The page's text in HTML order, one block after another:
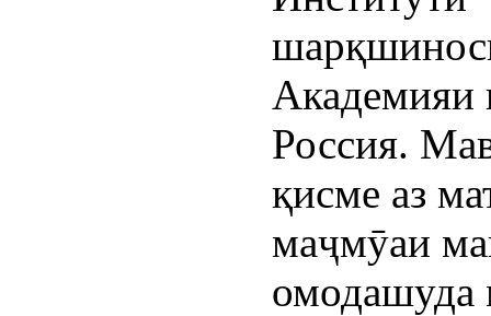
Академияи
Россия.
қисме аз
маҷмӯаи
омодашуда